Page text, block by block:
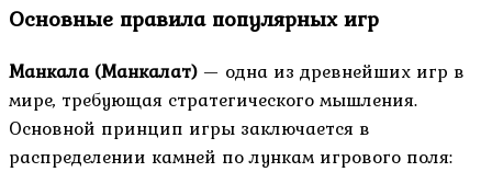
Основные правила популярных игр
Манкала (Манкалат) — одна из древнейших игр в
мире, требующая стратегического мышления.
Основной принцип игры заключается в
распределении камней по лункам игрового поля: